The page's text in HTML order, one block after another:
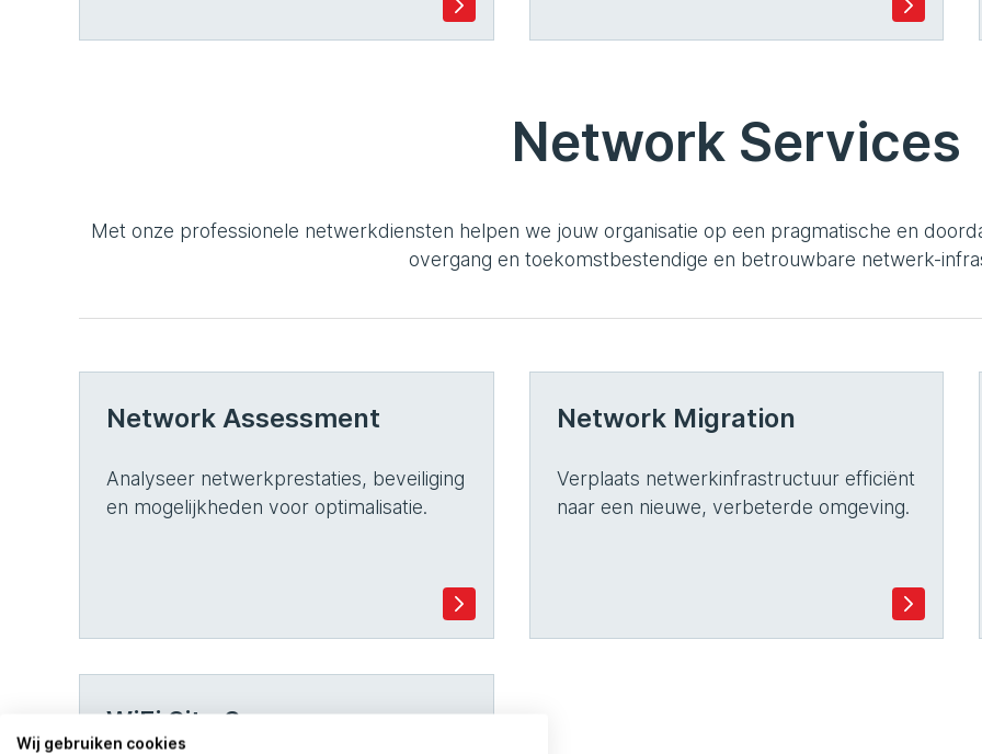
Network Services
Met onze professionele netwerkdiensten helpen we jouw organisatie op een pragmatische en
overgang en toekomstbestendige en betrouwbare netwerk-
Network Assessment
Analyseer netwerkprestaties, beveiliging
en mogelijkheden voor optimalisatie.
Network Migration
Verplaats netwerkinfrastructuur efficiënt
naar een nieuwe, verbeterde omgeving.
WiFi Site Survey
Wij gebruiken cookies